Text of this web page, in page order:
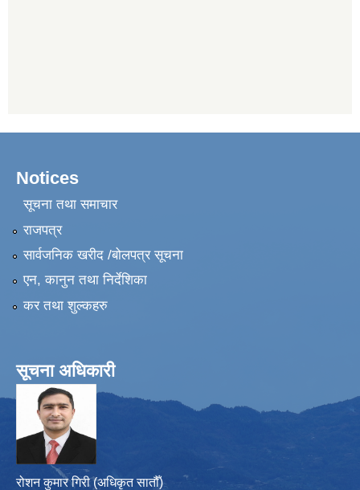
Notices
सूचना तथा समाचार
राजपत्र
सार्वजनिक खरीद /बोलपत्र सूचना
एन, कानुन तथा निर्देशिका
कर तथा शुल्कहरु
सूचना अधिकारी
रोशन कुमार गिरी (अधिकृत सातौँ)